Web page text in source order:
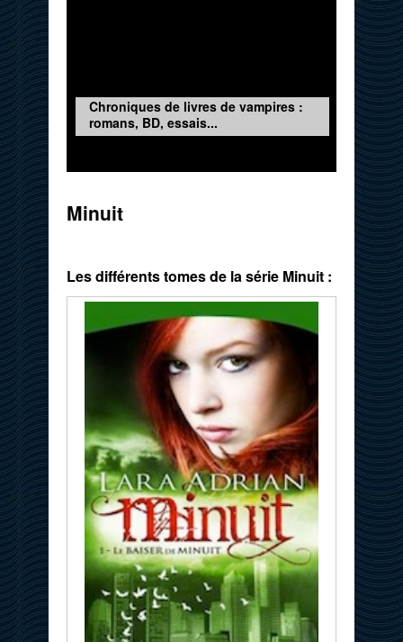
Chroniques de livres de vampires :
romans, BD, essais...
Minuit
Les différents tomes de la série Minuit :